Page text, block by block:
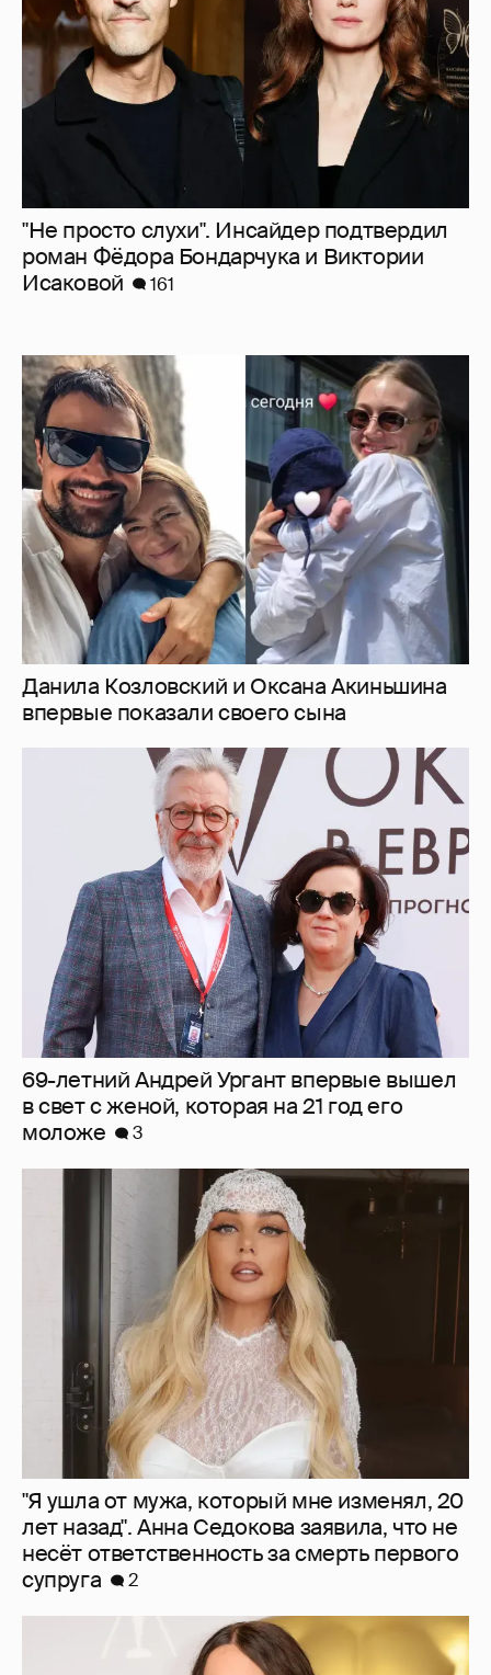
"Не просто слухи". Инсайдер подтвердил
роман Фёдора Бондарчука и Виктории
Исаковой
161
Данила Козловский и Оксана Акиньшина
впервые показали своего сына
69-летний Андрей Ургант впервые вышел
в свет с женой, которая на 21 год его
моложе
3
"Я ушла от мужа, который мне изменял, 20
лет назад". Анна Седокова заявила, что не
несёт ответственность за смерть первого
супруга
2